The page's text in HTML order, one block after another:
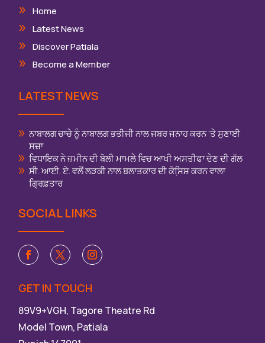
Home
Latest News
Discover Patiala
Become a Member
LATEST NEWS
ਨਾਬਾਲਗ ਚਾਚੇ ਨੂੰ ਨਾਬਾਲਗ ਭਤੀਜੀ ਨਾਲ ਜਬਰ ਜਨਾਹ ਕਰਨ ‘ਤੇ ਸੁਣਾਈ
ਸਜ਼ਾ
ਵਿਧਾਇਕ ਨੇ ਜ਼ਮੀਨ ਦੀ ਬੋਲੀ ਮਾਮਲੇ ਵਿਚ ਆਖੀ ਅਸਤੀਫਾ ਦੇਣ ਦੀ ਗੱਲ
ਸੀ. ਆਈ. ਏ. ਵਲੋਂ ਲੜਕੀ ਨਾਲ ਬਲਾਤਕਾਰ ਦੀ ਕੋਸਿ਼ਸ਼ ਕਰਨ ਵਾਲਾ
ਗ੍ਰਿਫ਼ਤਾਰ
SOCIAL LINKS
GET IN TOUCH
89V9+VGH, Tagore Theatre Rd
Model Town, Patiala